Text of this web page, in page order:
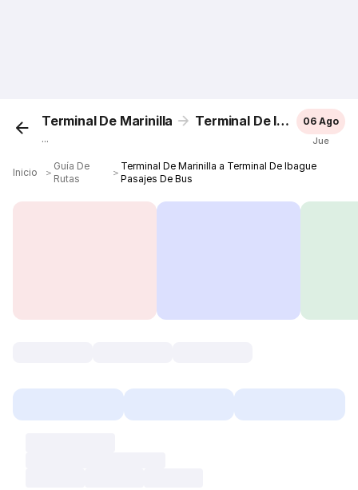
Terminal De Marinilla Terminal De Ibague
...
06 Ago
Jue
Inicio ＞
Guía De
Rutas
＞
Terminal De Marinilla a Terminal De Ibague
Pasajes De Bus